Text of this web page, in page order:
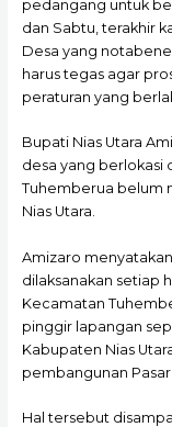
pedangang untuk
dan Sabtu, terakhir
Desa yang
harus tegas agar
peraturan yang
Bupati Nias Utara
desa yang berlokasi
Tuhemberua belum
Nias Utara.
Amizaro
dilaksanakan setiap
Kecamatan
pinggir lapangan
Kabupaten Nias
pembangunan
Hal tersebut